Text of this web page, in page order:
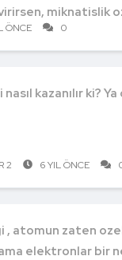
miknatislik
ÖNCE 0
nasıl kazanılır ki?
2 6 YIL ÖNCE
, atomun zaten
elektronlar bir